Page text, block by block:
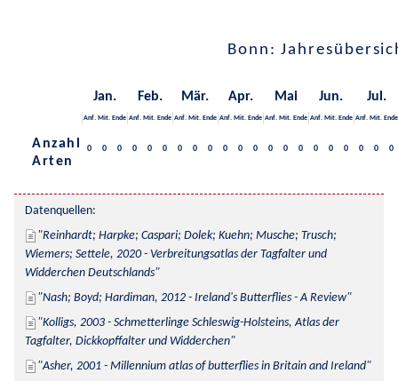
Bonn:
Jan. Feb. Mär. Apr. Mai Jun. Jul.
Anf. Mit. Ende Anf. Mit. Ende Anf. Mit. Ende Anf. Mit. Ende Anf. Mit. Ende Anf. Mit. Ende Anf. Mit. Ende
Anzahl
Arten
0 0 0 0 0 0 0 0 0 0 0 0 0 0 0 0 0 0 0 0 0
Datenquellen:
Reinhardt; Harpke; Caspari; Dolek; Kuehn; Musche; Trusch;
Wiemers; Settele, 2020 - Verbreitungsatlas der Tagfalter und
Widderchen Deutschlands
Nash; Boyd; Hardiman, 2012 - Ireland's Butterflies - A Review
Kolligs, 2003 - Schmetterlinge Schleswig-Holsteins, Atlas der
Tagfalter, Dickkopffalter und Widderchen
Asher, 2001 - Millennium atlas of butterflies in Britain and Ireland